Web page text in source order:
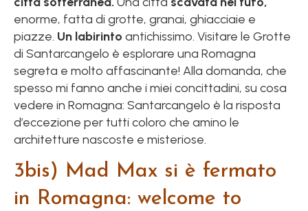
enorme, fatta di grotte, granai, ghiacciaie e
piazze. Un labirinto antichissimo. Visitare le Grotte
di Santarcangelo è esplorare una Romagna
segreta e molto affascinante! Alla domanda, che
spesso mi fanno anche i miei concittadini, su cosa
vedere in Romagna: Santarcangelo è la risposta
d’eccezione per tutti coloro che amino le
architetture nascoste e misteriose.
3bis) Mad Max si è fermato
in Romagna: welcome to